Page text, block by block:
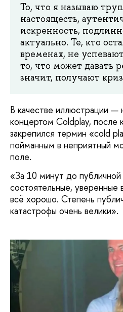
То, что я называю
настоящесть,
искренность,
актуально. Те, кто
временах, не
то, что может давать
значит, получают
В качестве иллюстрации —
концертом Coldplay, после
закрепился термин «cold
пойманным в неприятный
поле.
«За 10 минут до
состоятельные,
всё хорошо. Степень
катастрофы очень велики».